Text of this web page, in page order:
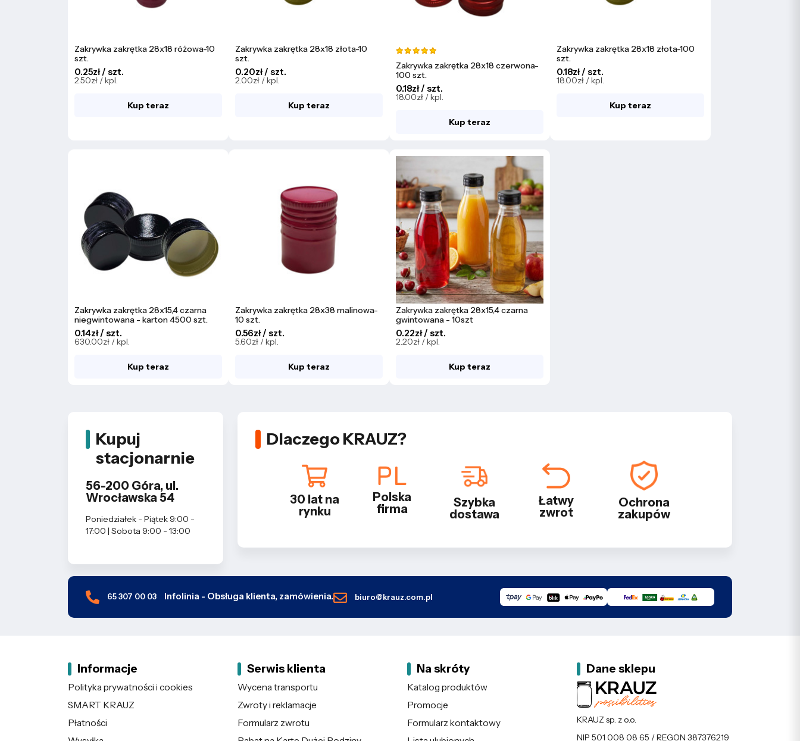
Zakrywka zakrętka 28x18 różowa-10
szt.
0.25zł / szt.
2.50zł / kpl.
Kup teraz
Zakrywka zakrętka 28x18 złota-10
szt.
0.20zł / szt.
2.00zł / kpl.
Kup teraz
Zakrywka zakrętka 28x18 czerwona-
100 szt.
0.18zł / szt.
18.00zł / kpl.
Kup teraz
Zakrywka zakrętka 28x18 złota-100
szt.
0.18zł / szt.
18.00zł / kpl.
Kup teraz
Zakrywka zakrętka 28x15,4 czarna
niegwintowana - karton 4500 szt.
0.14zł / szt.
630.00zł / kpl.
Kup teraz
Zakrywka zakrętka 28x38 malinowa-
10 szt.
0.56zł / szt.
5.60zł / kpl.
Kup teraz
Zakrywka zakrętka 28x15,4 czarna
gwintowana - 10szt
0.22zł / szt.
2.20zł / kpl.
Kup teraz
Kupuj
stacjonarnie
56-200 Góra, ul.
Wrocławska 54
Poniedziałek - Piątek 9:00 -
17:00 | Sobota 9:00 - 13:00
Dlaczego KRAUZ?
30 lat na
rynku
Polska
firma
Szybka
dostawa
Łatwy
zwrot
Ochrona
zakupów
65 307 00 03 Infolinia - Obsługa klienta, zamówienia. biuro@krauz.com.pl
Informacje
Polityka prywatności i cookies
SMART KRAUZ
Płatności
Serwis klienta
Wycena transportu
Zwroty i reklamacje
Formularz zwrotu
Na skróty
Katalog produktów
Promocje
Formularz kontaktowy
Dane sklepu
KRAUZ sp. z o.o.
NIP 501 008 08 65 / REGON 387376219